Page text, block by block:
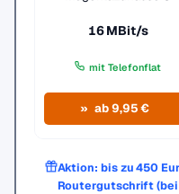
16 MBit/s
mit Telefonflat
ab 9,95 €
Aktion: bis zu 450
Routergutschrift